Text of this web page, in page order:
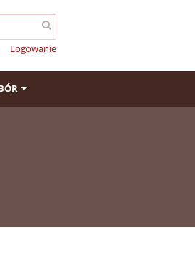
Logowanie